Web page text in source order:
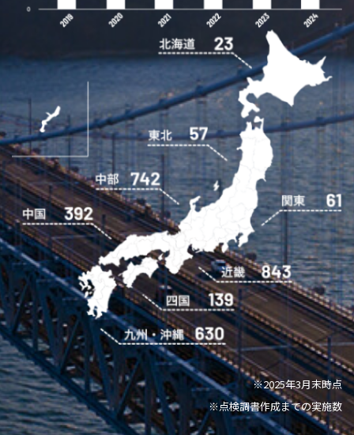
※2025年3月末時点
※点検調書作成までの実施数​